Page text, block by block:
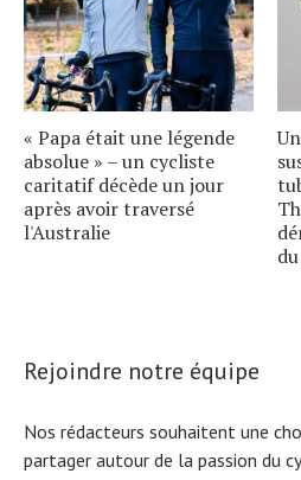
« Papa était une légende
absolue » – un cycliste
caritatif décède un jour
après avoir traversé
l'Australie
Rejoindre notre équipe
Nos rédacteurs souhaitent une
partager autour de la passion du